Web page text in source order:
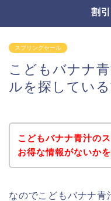
割
スプリングセール
こどもバナナ
ルを探してい
こどもバナナ青汁の
お得な情報がないか
なのでこどもバナナ青